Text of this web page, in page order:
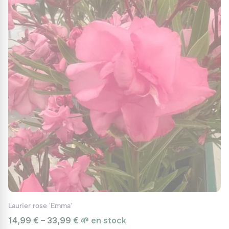
polyvalente et décorative
Les lauriers roses des Lauriers du Pont du
Gard trouvent leur place dans divers
environnements :
Dans les jardins méditerranéens
pour des compositions évoquant le sud.
Sur les balcons et terrasses
: Adaptés aux
espaces restreints grâce à leur port
compact.
En haie ou bordure
: Parfaits pour des haies
esthétiques et fonctionnelles.
Plante isolée: Une pièce maîtresse dans un
jardin ou une cour.
Conseils pour réussir avec Les Lauriers
Laurier rose 'Emma'
14,99 € – 33,99 € 🌱 en stock